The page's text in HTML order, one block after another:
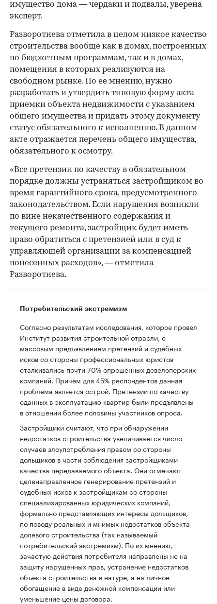
имущество дома — чердаки и подвалы, уверена
эксперт.
Разворотнева отметила в целом низкое качество
строительства вообще как в домах, построенных
по бюджетным программам, так и в домах,
помещения в которых реализуются на
свободном рынке. По ее мнению, нужно
разработать и утвердить типовую форму акта
приемки объекта недвижимости с указанием
общего имущества и придать этому документу
статус обязательного к исполнению. В данном
акте отражается перечень общего имущества,
обязательного к осмотру.
«Все претензии по качеству в обязательном
порядке должны устраняться застройщиком во
время гарантийного срока, предусмотренного
законодательством. Если нарушения возникли
по вине некачественного содержания и
текущего ремонта, застройщик будет иметь
право обратиться с претензией или в суд к
управляющей организации за компенсацией
понесенных расходов», — отметила
Разворотнева.
Потребительский экстремизм
Согласно результатам исследования, которое провел
Институт развития строительной отрасли, с
массовым предъявлением претензий и судебных
исков со стороны профессиональных юристов
сталкивались почти 70% опрошенных девелоперских
компаний. Причем для 45% респондентов данная
проблема является острой. Претензии по качеству
сданных в эксплуатацию квартир были предъявлены
в отношении более половины участников опроса.
Застройщики считают, что при обнаружении
недостатков строительства увеличивается число
случаев злоупотребления правом со стороны
дольщиков в части соблюдения застройщиками
качества передаваемого объекта. Они отмечают
целенаправленное генерирование претензий и
судебных исков к застройщикам со стороны
специализированных юридических компаний,
формально представляющих интересы дольщиков,
по поводу реальных и мнимых недостатков объекта
долевого строительства (так называемый
потребительский экстремизм). По их мнению,
зачастую действия потребителя направлены не на
защиту нарушенных прав, устранение недостатков
объекта строительства в натуре, а на личное
обогащение в виде денежной компенсации или
уменьшение цены договора.